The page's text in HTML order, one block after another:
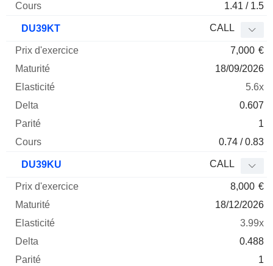
1.41 / 1.5
DU39KT CALL
7,000 €
18/09/2026
5.6x
0.607
1
0.74 / 0.83
DU39KU CALL
8,000 €
18/12/2026
3.99x
0.488
1